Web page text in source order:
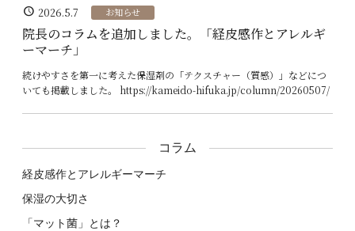
schedule 2026.5.7 お知らせ
院長のコラムを追加しました。「経皮感作とアレルギ
ーマーチ」
続けやすさを第一に考えた保湿剤の「テクスチャー（質感）」などにつ
いても掲載しました。 https://kameido-hifuka.jp/column/20260507/
コラム
経皮感作とアレルギーマーチ
保湿の大切さ
「マット菌」とは？